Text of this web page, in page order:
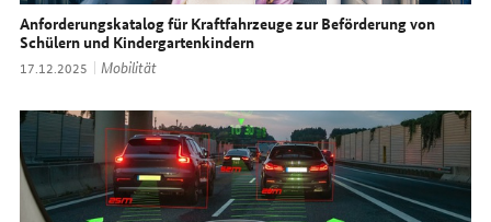
Anforderungskatalog für Kraftfahrzeuge zur Beförderung von
Schülern und Kindergartenkindern
Datum:
17.12.2025 Thema:
Mobilität